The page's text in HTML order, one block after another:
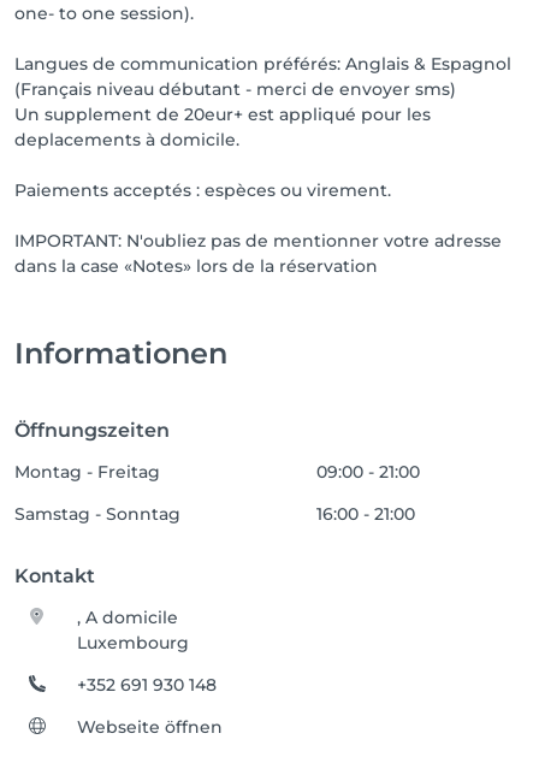
one- to one session).
Langues de communication préférés: Anglais & Espagnol
(Français niveau débutant - merci de envoyer sms)
Un supplement de 20eur+ est appliqué pour les
deplacements à domicile.
Paiements acceptés : espèces ou virement.
IMPORTANT: N'oubliez pas de mentionner votre adresse
dans la case «Notes» lors de la réservation
Informationen
Öffnungszeiten
Montag - Freitag
09:00 - 21:00
Samstag - Sonntag
16:00 - 21:00
Kontakt
, A domicile
Luxembourg
+352 691 930 148
Webseite öffnen